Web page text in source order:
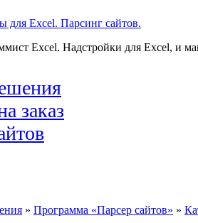
для Excel. Парсинг сайтов.
Excel. Надстройки для Excel, и
заказ
» Программа «Парсер сайтов» »